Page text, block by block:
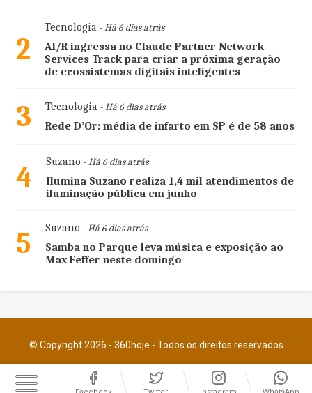
2
Tecnologia- Há 6 dias atrás
AI/R ingressa no Claude Partner Network
Services Track para criar a próxima geração
de ecossistemas digitais inteligentes
3 Tecnologia- Há 6 dias atrás
Rede D’Or: média de infarto em SP é de 58 anos
4 Suzano - Há 6 dias atrás
Ilumina Suzano realiza 1,4 mil atendimentos de
iluminação pública em junho
5 Suzano - Há 6 dias atrás
Samba no Parque leva música e exposição ao
Max Feffer neste domingo
© Copyright 2026 - 360hoje - Todos os direitos reservados